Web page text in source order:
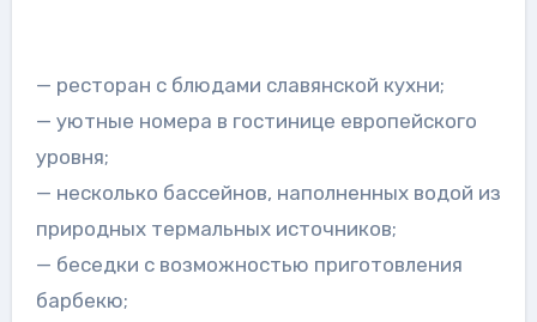
— ресторан с блюдами славянской кухни;
— уютные номера в гостинице европейского
уровня;
— несколько бассейнов, наполненных водой из
природных термальных источников;
— беседки с возможностью приготовления
барбекю;